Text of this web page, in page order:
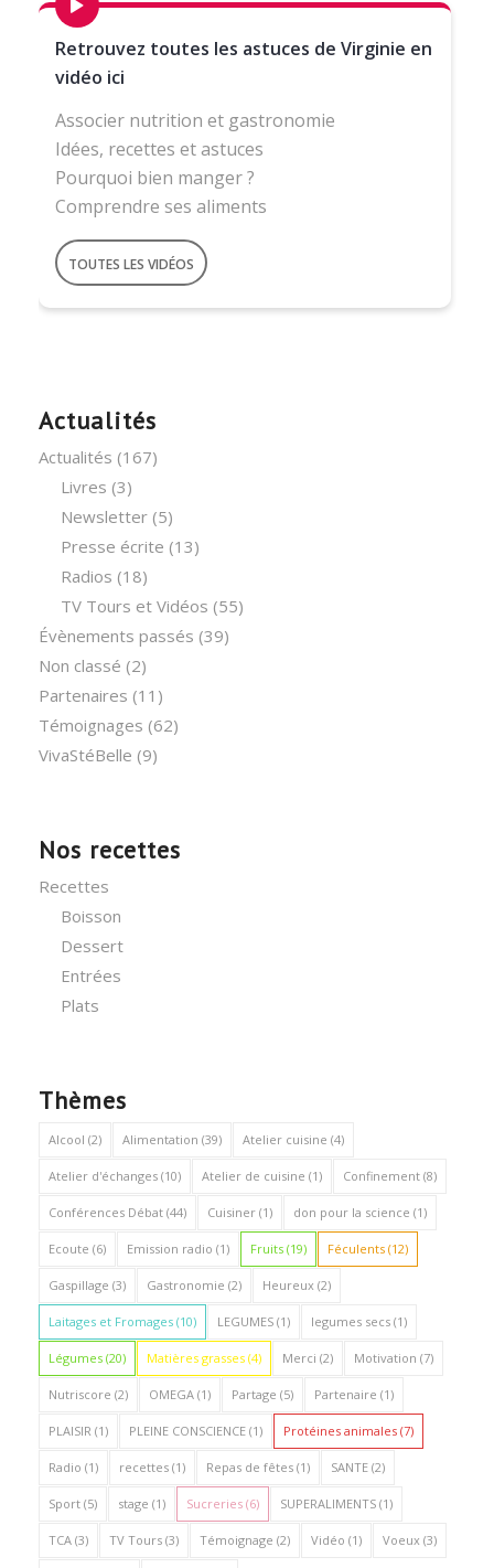
Retrouvez toutes les astuces de Virginie en
vidéo ici
Associer nutrition et gastronomie
Idées, recettes et astuces
Pourquoi bien manger ?
Comprendre ses aliments
TOUTES LES VIDÉOS
Actualités
Actualités (167)
Livres (3)
Newsletter(5)
Presse écrite (13)
Radios (18)
TV Tours et Vidéos (55)
Évènements passés (39)
Non classé (2)
Partenaires (11)
Témoignages (62)
VivaStéBelle (9)
Nos recettes
Recettes
Boisson
Dessert
Entrées
Plats
Thèmes
Alcool (2) Alimentation (39) Atelier cuisine (4)
Atelier d'échanges(10) Atelier de cuisine (1) Confinement(8)
Conférences Débat(44) Cuisiner(1) don pour la science (1)
Ecoute (6) Emission radio (1) Fruits(19) Féculents(12)
Gaspillage (3) Gastronomie (2) Heureux (2)
Laitages et Fromages(10) LEGUMES(1) legumes secs(1)
Légumes(20) Matières grasses(4) Merci (2) Motivation (7)
Nutriscore (2) OMEGA(1) Partage (5) Partenaire (1)
PLAISIR (1) PLEINE CONSCIENCE(1) Protéines animales(7)
Radio (1) recettes(1) Repas de fêtes(1) SANTE(2)
Sport(5) stage (1) Sucreries(6) SUPERALIMENTS(1)
TCA(3) TV Tours(3) Témoignage (2) Vidéo (1) Voeux (3)